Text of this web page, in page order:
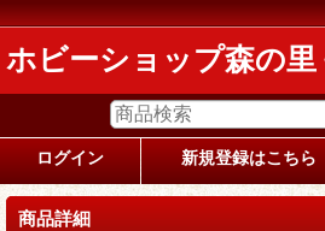
ホビーショップ森の里
ログイン 新規登録はこちら
商品詳細